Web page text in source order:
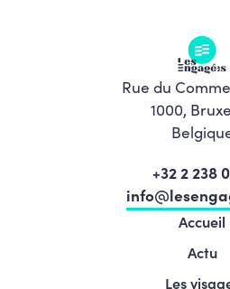
Rue du
1000,
+32 2 238
Accueil
Actu
Les